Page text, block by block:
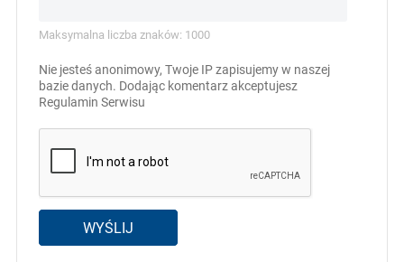
Maksymalna liczba znaków: 1000
Nie jesteś anonimowy, Twoje IP zapisujemy w naszej
bazie danych. Dodając komentarz akceptujesz
Regulamin Serwisu
WYŚLIJ